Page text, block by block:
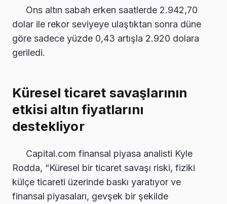
Ons altın sabah erken saatlerde 2.942,70
dolar ile rekor seviyeye ulaştıktan sonra düne
göre sadece yüzde 0,43 artışla 2.920 dolara
geriledi.
Küresel ticaret savaşlarının
etkisi altın fiyatlarını
destekliyor
Capital.com finansal piyasa analisti Kyle
Rodda, “Küresel bir ticaret savaşı riski, fiziki
külçe ticareti üzerinde baskı yaratıyor ve
finansal piyasaları, gevşek bir şekilde